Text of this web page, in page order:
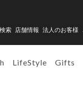
索 店舗情報 法人のお客様
LifeStyle Gifts